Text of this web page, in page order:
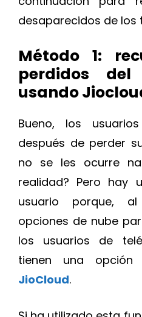
desaparecidos de los
Método 1:
perdidos
usando
Bueno, los
después de perder
no se les ocurre
realidad? Pero hay
usuario porque,
opciones de nube
los usuarios de
tienen una
JioCloud.